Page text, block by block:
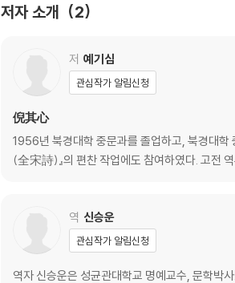
제5절 위진 시대의 교감
제7절 당대의 교감
제8절 송대의 교감
제9절 원명 시대의 교감
제10절 청대：교감학의 형성
제11절 근대：교감학의 성립
제2절 경전의 복잡한 중첩 구성
제3절 일반 고적의 간단한 중첩 구성
제4절 교감의 기본 임무：존진복원存眞復原
제5절 기본 구성을 무시하는 데서 생기는 편향
저자 소개 2
저 예기심
관심작가 알림신청
倪其心
1956년 북경대학 중문과를 졸업하고, 북경대학
(全宋詩)』의 편찬 작업에도 참여하였다. 고전
역 신승운
관심작가 알림신청
역자 신승운은 성균관대학교 명예교수, 문학박